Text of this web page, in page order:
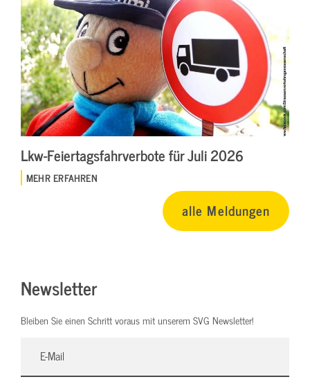
Lkw-Feiertagsfahrverbote für Juli 2026
MEHR ERFAHREN
alle Meldungen
Newsletter
Bleiben Sie einen Schritt voraus mit unserem SVG Newsletter!